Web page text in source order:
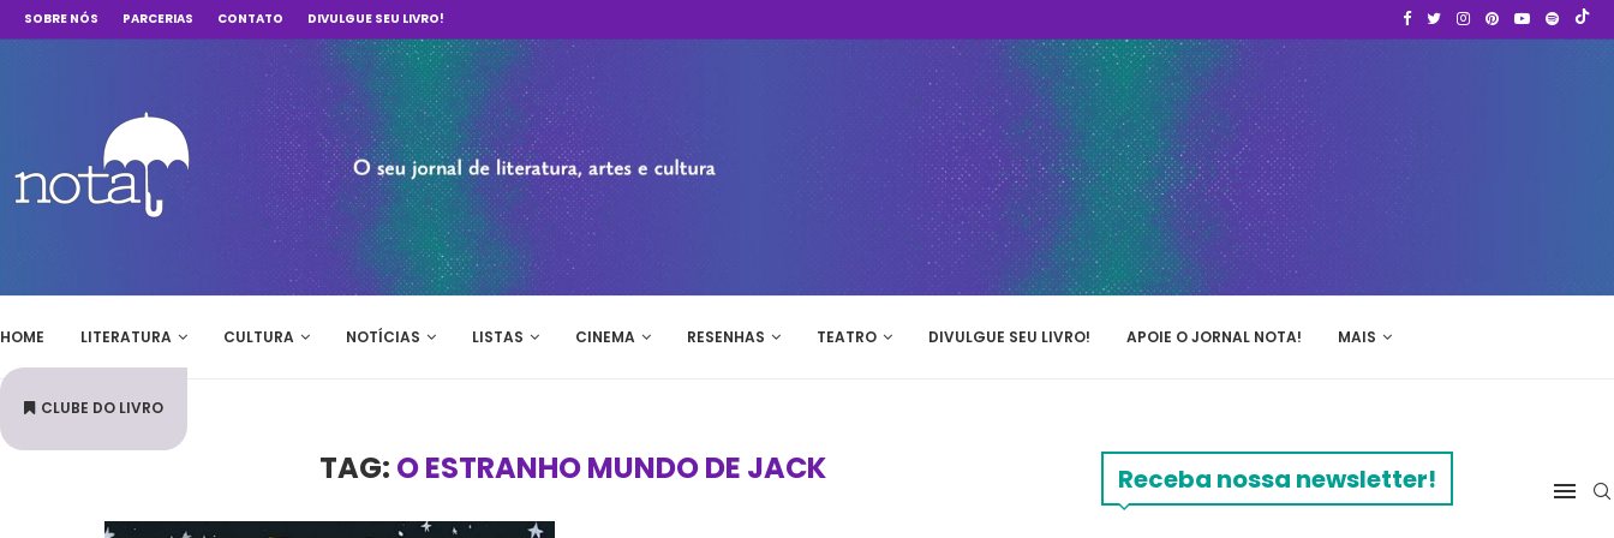
SOBRE NÓS PARCERIAS CONTATO DIVULGUE SEU LIVRO!
HOME LITERATURA CULTURA NOTÍCIAS LISTAS CINEMA RESENHAS TEATRO DIVULGUE SEU LIVRO! APOIE O JORNAL NOTA! MAIS
CLUBE DO LIVRO
TAG: O ESTRANHO MUNDO DE JACK Receba nossa newsletter!